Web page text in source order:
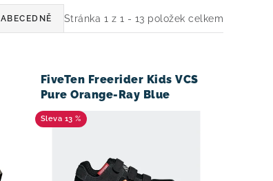
Stránka 1 z 1 - 13 položek celkem
ABECEDNĚ
FiveTen Freerider Kids VCS
Pure Orange-Ray Blue
13 %